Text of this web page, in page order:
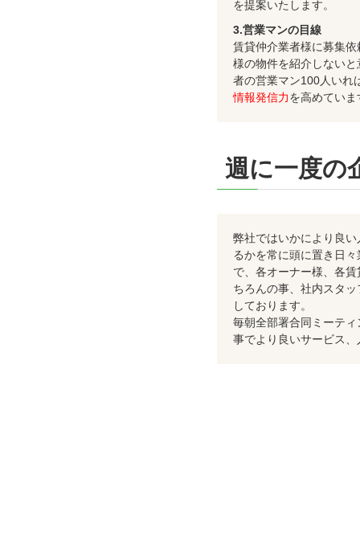
を提案いたします。
3.営業マンの目線
賃貸仲介業者様に募集
様の物件を紹介しない
者の営業マン100人いれ
情報発信力を高めていま
週に一度の
弊社ではいかにより良
るかを常に頭に置き日
で、各オーナー様、各
ちろんの事、社内スタ
しております。
毎朝全部署合同ミーテ
事でより良いサービス